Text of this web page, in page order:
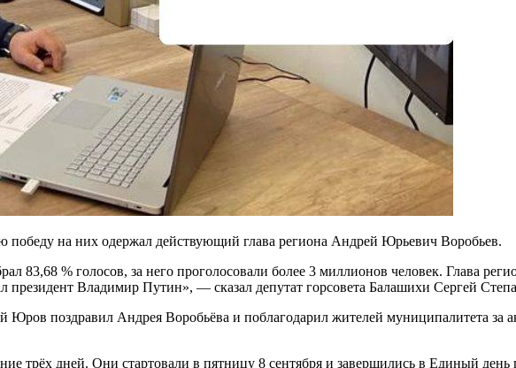
победу на них одержал действующий глава региона Андрей Юрьевич Воробьев.
83,68 % голосов, за него проголосовали более 3 миллионов человек. Глава
президент Владимир Путин», — сказал депутат горсовета Балашихи Сергей
Юров поздравил Андрея Воробьёва и поблагодарил жителей муниципалитета за
трёх дней. Они стартовали в пятницу 8 сентября и завершились в Единый день